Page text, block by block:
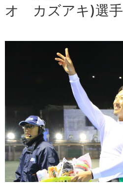
オ カズアキ)選手